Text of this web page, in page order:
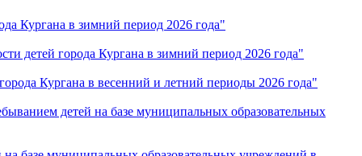
Кургана в зимний период 2026 года"
детей города Кургана в зимний период 2026 года"
Кургана в весенний и летний периоды 2026 года"
детей на базе муниципальных образовательных